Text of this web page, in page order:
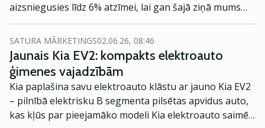
aizsniegusies līdz 6% atzīmei, lai gan šajā ziņā mums
mūsu kaimiņus vēl ir, kur ķert. Proti, Igaunijā inflācija
oktobrī sasniedza 7%, bet Lietuvā pat visus 8,2%.
SATURA MĀRKETINGS02.06.26, 08:46
Jaunais Kia EV2: kompakts elektroauto
ģimenes vajadzībām
Kia paplašina savu elektroauto klāstu ar jauno Kia EV2
– pilnībā elektrisku B segmenta pilsētas apvidus auto,
kas kļūs par pieejamāko modeli Kia elektroauto saimē